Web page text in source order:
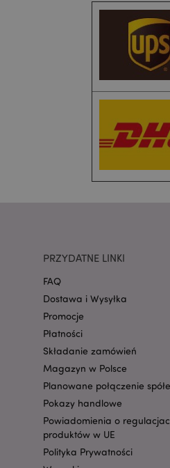
PRZYDATNE LINKI
FAQ
Dostawa i Wysyłka
Promocje
Płatności
Składanie zamówień
Magazyn w Polsce
Planowane połączenie
Pokazy handlowe
Powiadomienia o
produktów w UE
Polityka Prywatności